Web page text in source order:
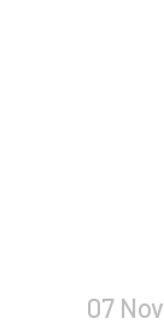
07 Nov